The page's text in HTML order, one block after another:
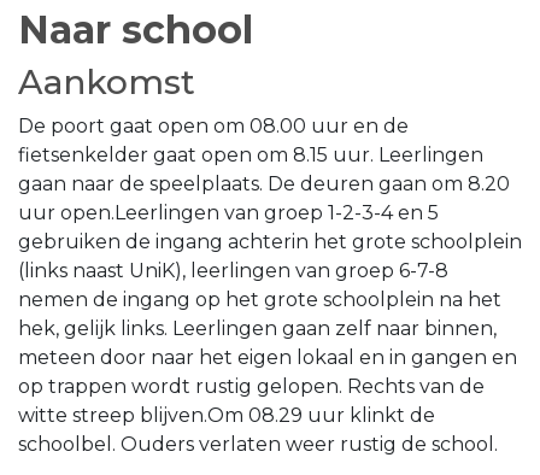
Naar school
Aankomst
De poort gaat open om 08.00 uur en de
fietsenkelder gaat open om 8.15 uur. Leerlingen
gaan naar de speelplaats. De deuren gaan om 8.20
uur open.Leerlingen van groep 1-2-3-4 en 5
gebruiken de ingang achterin het grote schoolplein
(links naast UniK), leerlingen van groep 6-7-8
nemen de ingang op het grote schoolplein na het
hek, gelijk links. Leerlingen gaan zelf naar binnen,
meteen door naar het eigen lokaal en in gangen en
op trappen wordt rustig gelopen. Rechts van de
witte streep blijven.Om 08.29 uur klinkt de
schoolbel. Ouders verlaten weer rustig de school.